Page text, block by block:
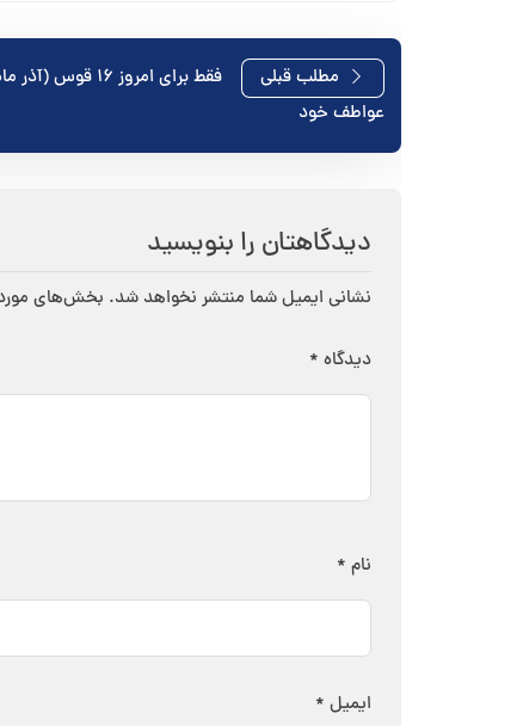
راهبری
نوشته
مطلب قبلی
فقط برای امروز ۱۶
عواطف خود
دیدگاهتان را بنویسید
نشانی ایمیل شما منتشر نخواهد شد. بخش‌های
دیدگاه *
نام *
ایمیل *